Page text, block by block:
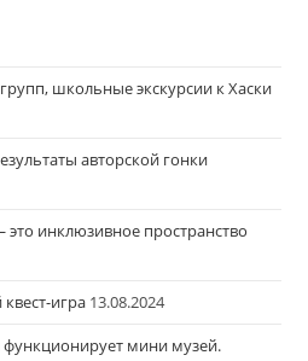
школьные экскурсии к Хаски
авторской гонки
инклюзивное пространство
игра 13.08.2024
мини музей.